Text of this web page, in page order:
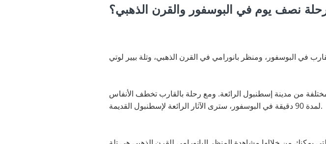
رحلة نصف يوم في البوسفور والقرن الذهبي؟
في البوسفور، ومنظر بانورامي في القرن الذهبي، وتلة بيير لوتي
التي تستغرق نصف يوم، ستختبر 3 مشاهد مختلفة من مدينة إسطنبول الرائعة. ومع رحلة بالقارب تخطف الأنفاس
لمدة 90 دقيقة في البوسفور، سترى الآثار الرائعة لإسطنبول القديمة.